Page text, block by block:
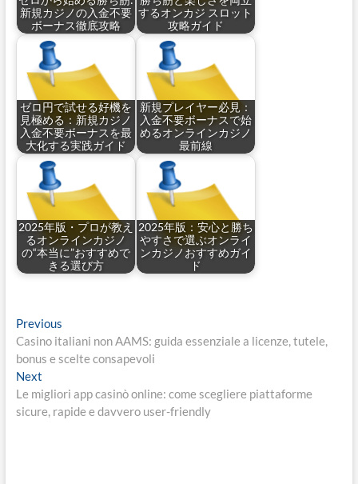
新規カジノの入金不要
ボーナス徹底攻略
するオンカジ スロット
攻略ガイド
ゼロ円で試せる好機を
見極める：新規カジノ
入金不要ボーナスを最
大化する実践ガイド
新規プレイヤー必見：
入金不要ボーナスで始
めるオンラインカジノ
最前線
2025年版・プロが教え
るオンラインカジノ
の“本当に”おすすめで
きる選び方
2025年版：安心と勝ち
やすさで選ぶオンライ
ンカジノおすすめガイ
ド
Post
navigation
PreviousPrevious
post:
Casino italiani non AAMS: guida essenziale a licenze, tutele,
bonus e scelte consapevoli
NextNext
post:
Le migliori app casinò online: come scegliere piattaforme
sicure, rapide e davvero user-friendly